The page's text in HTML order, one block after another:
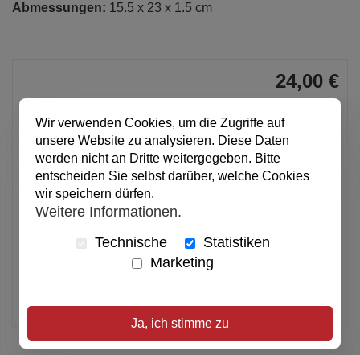
Abmessungen: 15.5 x 23 x 1.5 cm
24,00 €
pro Stück
Anzahl
In den Warenkorb
Wir verwenden Cookies, um die Zugriffe auf
unsere Website zu analysieren. Diese Daten
werden nicht an Dritte weitergegeben. Bitte
entscheiden Sie selbst darüber, welche Cookies
wir speichern dürfen.
Weitere Informationen.
Technische
Statistiken
Marketing
Ja, ich stimme zu